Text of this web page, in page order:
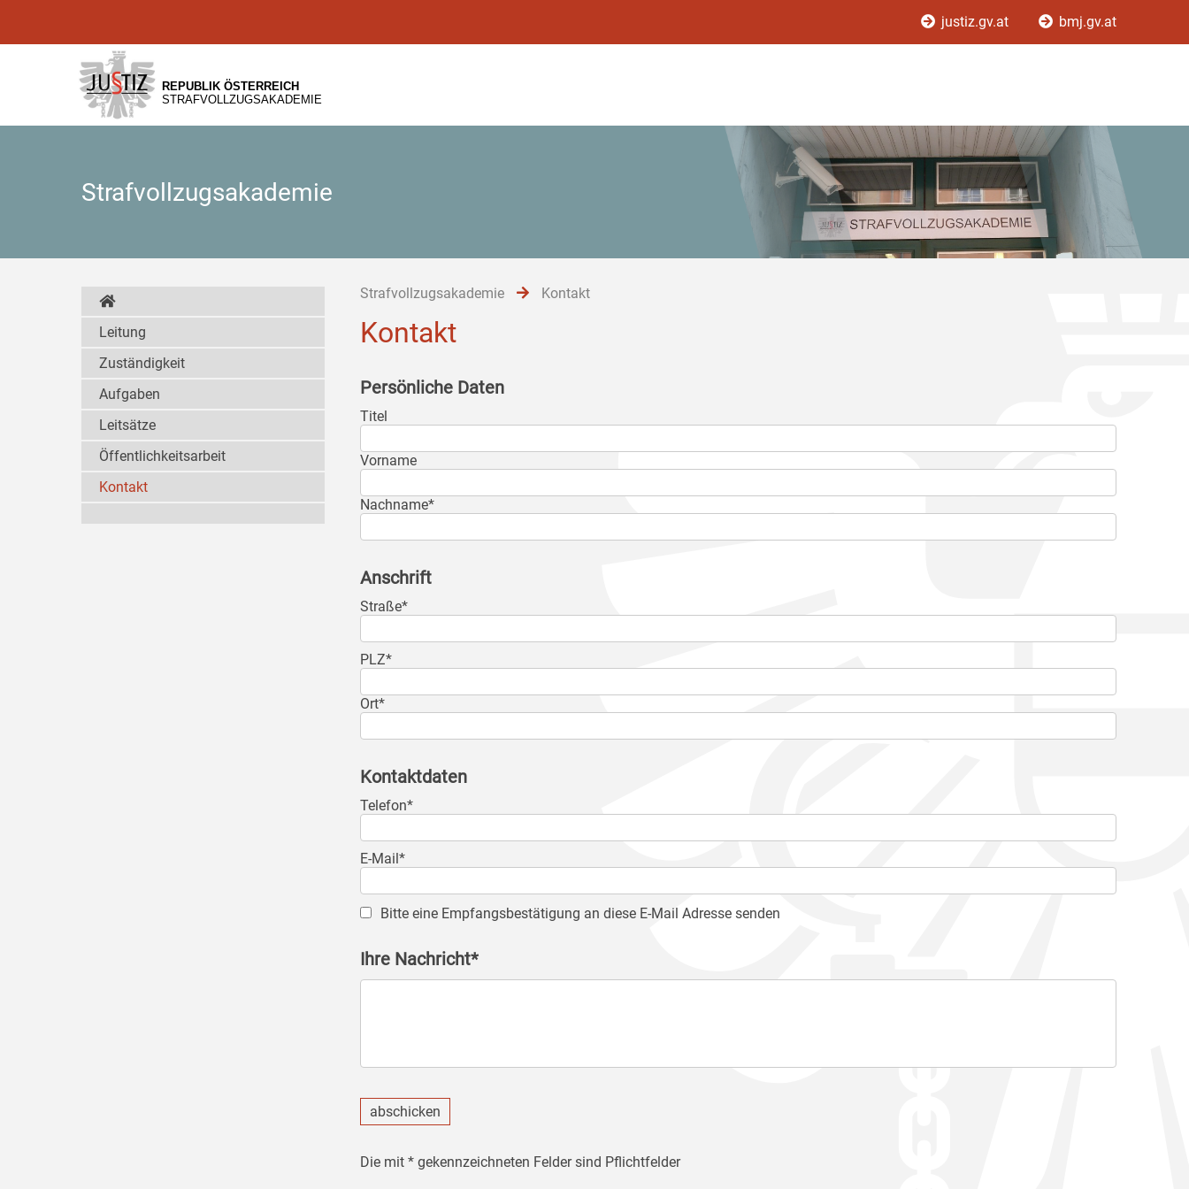
[1]
[2]
[3]
justiz.gv.at bmj.gv.at
REPUBLIK ÖSTERREICH
STRAFVOLLZUGSAKADEMIE
Strafvollzugsakademie
Strafvollzugsakademie Kontakt
Kontakt
Persönliche Daten
Titel
Vorname
Nachname*
Anschrift
Straße*
PLZ*
Ort*
Kontaktdaten
Telefon*
E-Mail*
Bitte eine Empfangsbestätigung an diese E-Mail Adresse senden
Ihre Nachricht*
abschicken
Die mit * gekennzeichneten Felder sind Pflichtfelder
Leitung
Zuständigkeit
Aufgaben
Leitsätze
Öffentlichkeitsarbeit
Kontakt